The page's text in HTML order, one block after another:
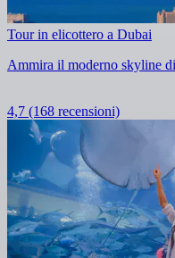
Tour in elicottero a Dubai
Ammira il moderno skyline
4,7 (168 recensioni)